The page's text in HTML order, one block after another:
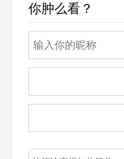
你肿么看？